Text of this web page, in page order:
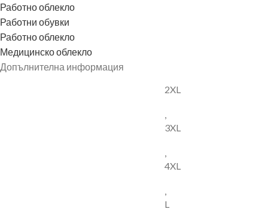
Работно облекло
Работни обувки
Работно облекло
Медицинско облекло
Допълнителна информация
2XL
,
3XL
,
4XL
,
L